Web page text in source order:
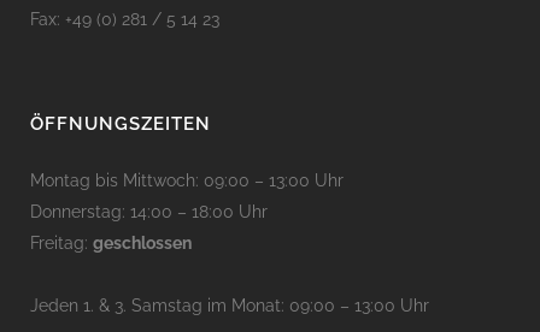
Fax: +49 (0) 281 / 5 14 23
ÖFFNUNGSZEITEN
Montag bis Mittwoch: 09:00 – 13:00 Uhr
Donnerstag: 14:00 – 18:00 Uhr
Freitag: geschlossen
Jeden 1. & 3. Samstag im Monat: 09:00 – 13:00 Uhr